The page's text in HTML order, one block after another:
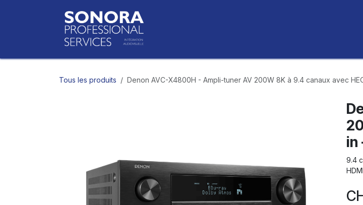
Tous les produits Denon AVC-X4800H - Ampli-tuner AV 200W 8K à 9.4 canaux avec
in
9.4
HDMI